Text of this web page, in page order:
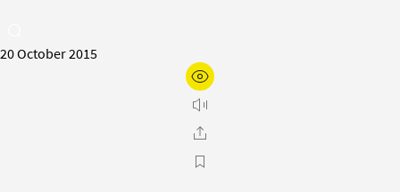
20 October 2015